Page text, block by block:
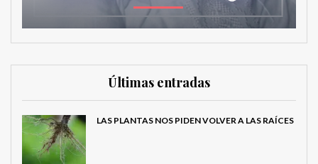
Últimas entradas
LAS PLANTAS NOS PIDEN VOLVER A LAS RAÍCES